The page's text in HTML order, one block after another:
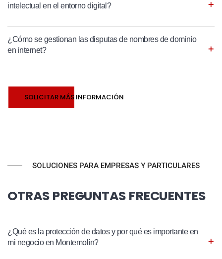
intelectual en el entorno digital?
¿Cómo se gestionan las disputas de nombres de dominio
en internet?
SOLICITAR MÁS INFORMACIÓN
SOLUCIONES PARA EMPRESAS Y PARTICULARES
OTRAS PREGUNTAS FRECUENTES
¿Qué es la protección de datos y por qué es importante en
mi negocio en Montemolín?